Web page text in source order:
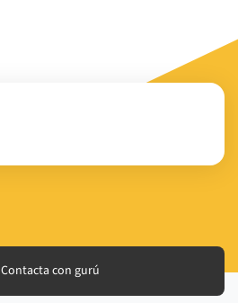
Contacta con gurú